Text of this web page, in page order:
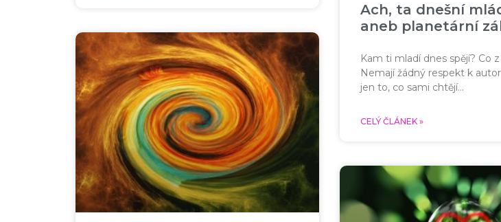
Ach, ta dnešní
aneb planetární
Kam ti mladí dnes spějí? Co
Nemají žádný respekt k
jen to, co sami chtějí…
CELÝ ČLÁNEK »